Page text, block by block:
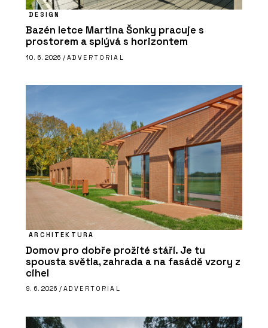
DESIGN
Bazén letce Martina Šonky pracuje s
prostorem a splývá s horizontem
10. 6. 2026 / ADVERTORIAL
ARCHITEKTURA
Domov pro dobře prožité stáří. Je tu
spousta světla, zahrada a na fasádě vzory z
cihel
9. 6. 2026 / ADVERTORIAL